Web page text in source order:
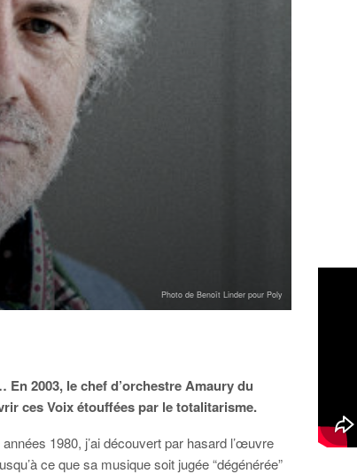
Photo de Benoît Linder pour Poly
2003, le chef d’orchestre Amaury du
ces Voix étouffées par le totalitarisme.
1980, j’ai découvert par hasard l’œuvre
ce que sa musique soit jugée “dégénérée”